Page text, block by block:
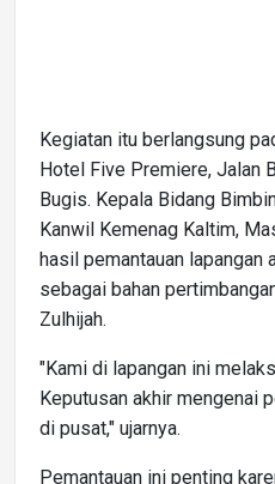
Kegiatan itu berlangsung
Hotel Five Premiere, Jalan
Bugis. Kepala Bidang
Kanwil Kemenag Kaltim,
hasil pemantauan lapangan
sebagai bahan
Zulhijah.
"Kami di lapangan ini
Keputusan akhir mengenai
di pusat," ujarnya.
Pemantauan ini penting